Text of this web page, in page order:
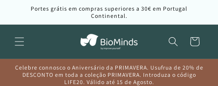
para oPortes grátis em compras superiores a 30€ em Portugal
Continental.
Carrinho
Celebre connosco o Aniversário da PRIMAVERA. Usufrua de 20% de
DESCONTO em toda a coleção PRIMAVERA. Introduza o código
LIFE20. Válido até 15 de Agosto.